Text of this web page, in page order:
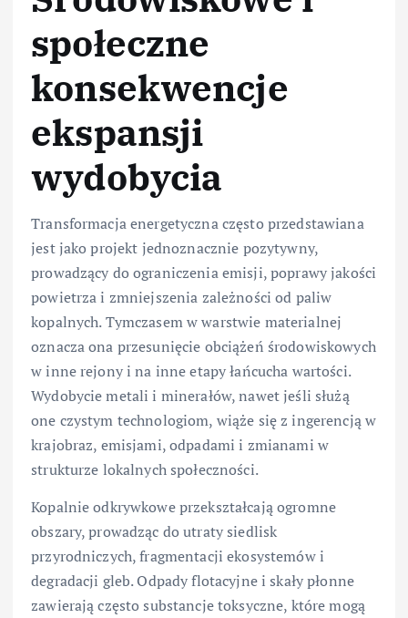
społeczne
konsekwencje
ekspansji
wydobycia
Transformacja energetyczna często przedstawiana
jest jako projekt jednoznacznie pozytywny,
prowadzący do ograniczenia emisji, poprawy jakości
powietrza i zmniejszenia zależności od paliw
kopalnych. Tymczasem w warstwie materialnej
oznacza ona przesunięcie obciążeń środowiskowych
w inne rejony i na inne etapy łańcucha wartości.
Wydobycie metali i minerałów, nawet jeśli służą
one czystym technologiom, wiąże się z ingerencją w
krajobraz, emisjami, odpadami i zmianami w
strukturze lokalnych społeczności.
Kopalnie odkrywkowe przekształcają ogromne
obszary, prowadząc do utraty siedlisk
przyrodniczych, fragmentacji ekosystemów i
degradacji gleb. Odpady flotacyjne i skały płonne
zawierają często substancje toksyczne, które mogą